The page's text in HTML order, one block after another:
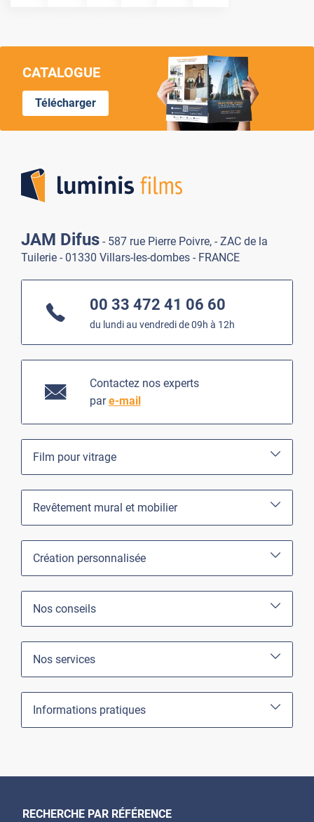
CATALOGUE
Télécharger
JAM Difus - 587 rue Pierre Poivre, - ZAC de la
Tuilerie - 01330 Villars-les-dombes - FRANCE
00 33 472 41 06 60
du lundi au vendredi de 09h à 12h
Contactez nos experts
pare-mail
Film pour vitrage
Revêtement mural et mobilier
Création personnalisée
Nos conseils
Nos services
Informations pratiques
RECHERCHE PAR RÉFÉRENCE